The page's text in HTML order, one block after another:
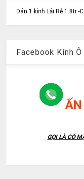
Dán 1 kính Lái Rẻ 1.8tr -
Facebook Kính Ô
GỌI LÀ CÓ